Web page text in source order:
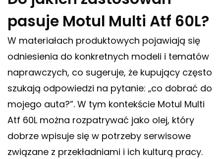
pasuje Motul Multi Atf 60L?
W materiałach produktowych pojawiają się
odniesienia do konkretnych modeli i tematów
naprawczych, co sugeruje, że kupujący często
szukają odpowiedzi na pytanie: „co dobrać do
mojego auta?”. W tym kontekście Motul Multi
Atf 60L można rozpatrywać jako olej, który
dobrze wpisuje się w potrzeby serwisowe
związane z przekładniami i ich kulturą pracy.